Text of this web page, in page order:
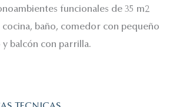
funcionales de 35 m2
baño, comedor con pequeño
balcón con parrilla.